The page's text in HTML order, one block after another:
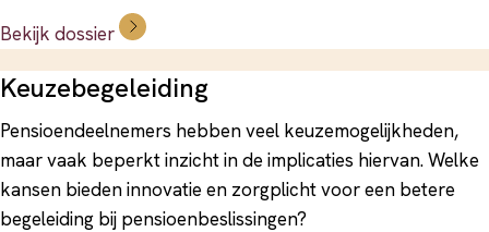
Bekijk dossier
Keuzebegeleiding
Pensioendeelnemers hebben veel keuzemogelijkheden,
maar vaak beperkt inzicht in de implicaties hiervan. Welke
kansen bieden innovatie en zorgplicht voor een betere
begeleiding bij pensioenbeslissingen?